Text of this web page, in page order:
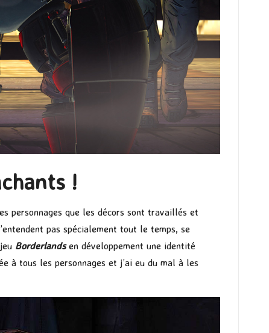
!
personnages que les décors sont travaillés et
pas spécialement tout le temps, se
Borderlandsen développement une identité
à tous les personnages et j’ai eu du mal à les